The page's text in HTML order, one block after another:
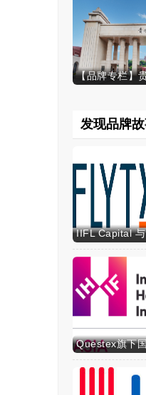
【品牌专栏】
发现品牌